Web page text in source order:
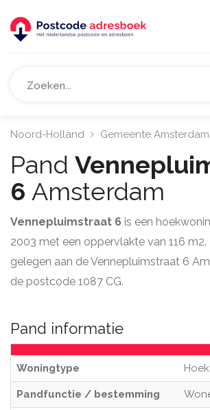
Noord-Holland Gemeente Amsterdam
Pand
6 Amsterdam
Vennepluimstraat 6 is een
2003 met een oppervlakte van 116
gelegen aan de Vennepluimstraat 6
de postcode 1087 CG.
Pand informatie
Woningtype
Pandfunctie / bestemming